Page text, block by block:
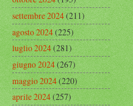
settembre 2024(211)
agosto 2024(225)
luglio 2024(281)
giugno 2024(267)
maggio 2024(220)
aprile 2024(257)